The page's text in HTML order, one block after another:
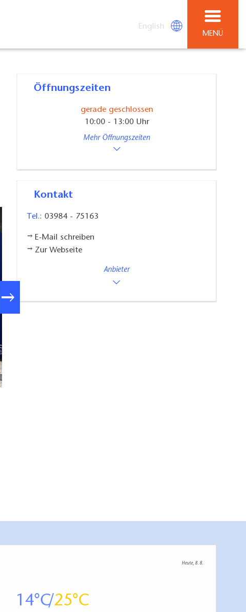
English
MENÜ
Öffnungszeiten
gerade geschlossen
10:00 - 13:00 Uhr
Mehr Öffnungszeiten
Kontakt
Tel.: 03984 - 75163
E-Mail schreiben
Zur Webseite
Anbieter
Heute, 8. 8.
14 25